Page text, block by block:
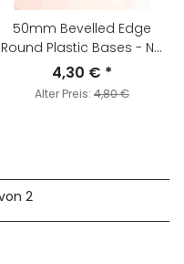
50mm Bevelled Edge
Round Plastic Bases - No
Slot (x5)
4,30 € *
Alter Preis: 4,80 €
2